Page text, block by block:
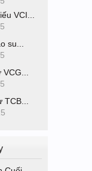
VCI...
su...